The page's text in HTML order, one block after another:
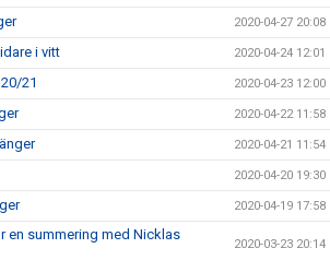
2020-04-27 20:08
i vitt 2020-04-24 12:01
21 2020-04-23 12:00
2020-04-22 11:58
2020-04-21 11:54
2020-04-20 19:30
2020-04-19 17:58
en summering med Nicklas
2020-03-23 20:14